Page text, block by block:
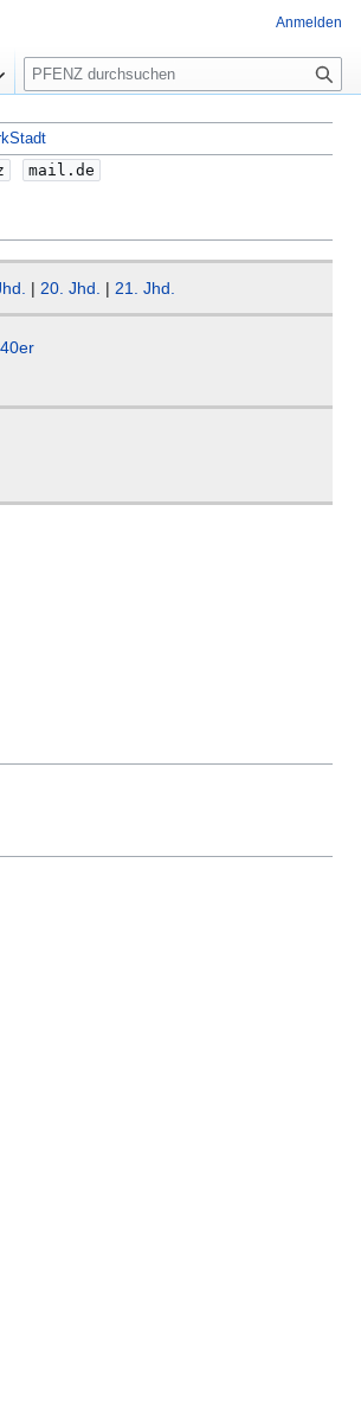
mail.de
| 20. Jhd. | 21. Jhd.
Anmelden
S
u
c
h
e